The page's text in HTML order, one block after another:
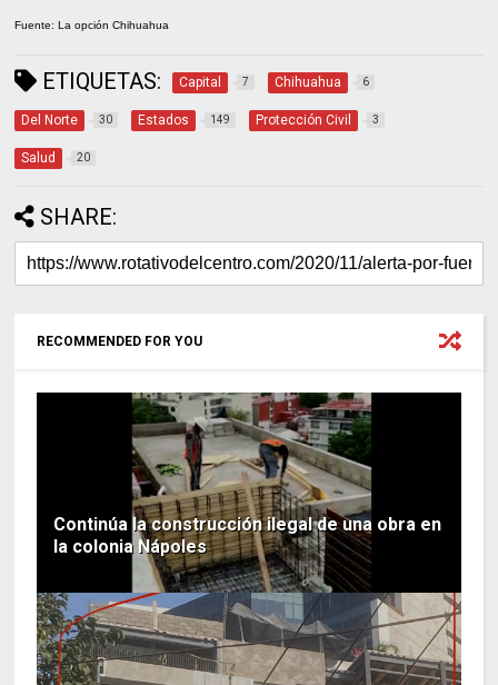
Fuente: La opción Chihuahua
ETIQUETAS: Capital 7 Chihuahua 6
Del Norte 30 Estados 149 Protección Civil 3
Salud 20
SHARE:
RECOMMENDED FOR YOU
Continúa la construcción ilegal de una obra en
la colonia Nápoles